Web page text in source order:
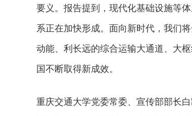
要义。报告提到，现代化基础设施等
系正在加快形成。面向新时代，我们
动能、利长远的综合运输大通道、大
国不断取得新成效。
重庆交通大学党委常委、宣传部部长